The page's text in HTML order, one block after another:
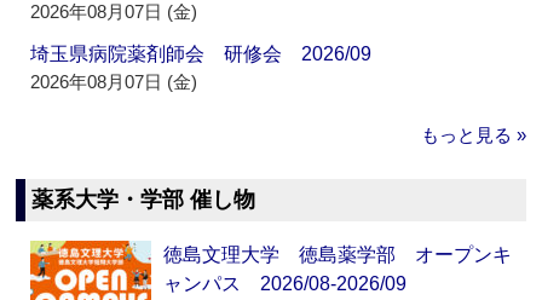
2026年08月07日 (金)
埼玉県病院薬剤師会 研修会 2026/09
2026年08月07日 (金)
もっと見る »
薬系大学・学部 催し物
徳島文理大学 徳島薬学部 オープンキ
ャンパス 2026/08-2026/09